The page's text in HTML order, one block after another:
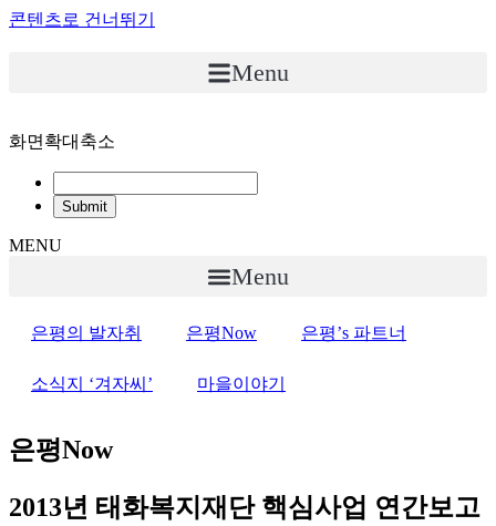
콘텐츠로 건너뛰기
Menu
화면확대축소
MENU
Menu
은평의 발자취 은평Now 은평’s 파트너
소식지 ‘겨자씨’ 마을이야기
은평Now
2013년 태화복지재단 핵심사업 연간보고